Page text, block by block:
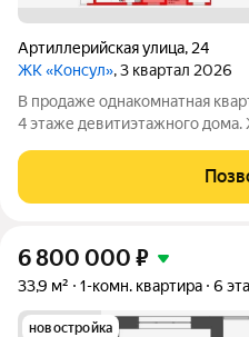
Артиллерийская улица, 24
ЖК «Консул», 3 квартал 2026
В продаже однакомнатная
4 этаже девитиэтажного
располагается под
секциями жилого дома. Вход в
6 800 000 ₽
33,9 м² 1-комн. квартира 6
новостройка